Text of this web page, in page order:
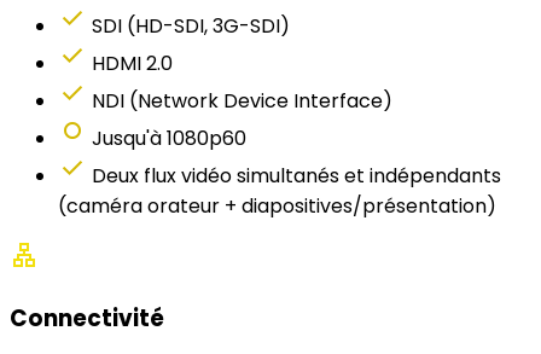
check SDI (HD-SDI, 3G-SDI)
check HDMI 2.0
check NDI (Network Device Interface)
fiber_manual_record Jusqu'à 1080p60
check Deux flux vidéo simultanés et indépendants
(caméra orateur + diapositives/présentation)
lan
Connectivité